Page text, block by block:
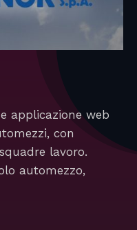
applicazione web
con
lavoro.
automezzo,